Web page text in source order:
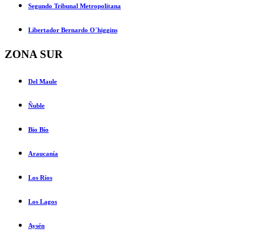
Segundo Tribunal Metropolitana
Libertador Bernardo O´higgins
ZONA SUR
Del Maule
Ñuble
Bio Bío
Araucanía
Los Ríos
Los Lagos
Aysén